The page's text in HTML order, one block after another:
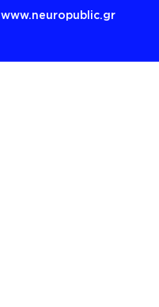
www.neuropublic.gr